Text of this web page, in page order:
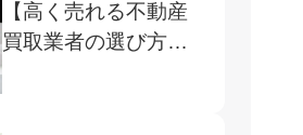
【高く売れる不動産
買取業者の選び方】
買取・仲介の違いと
注意点